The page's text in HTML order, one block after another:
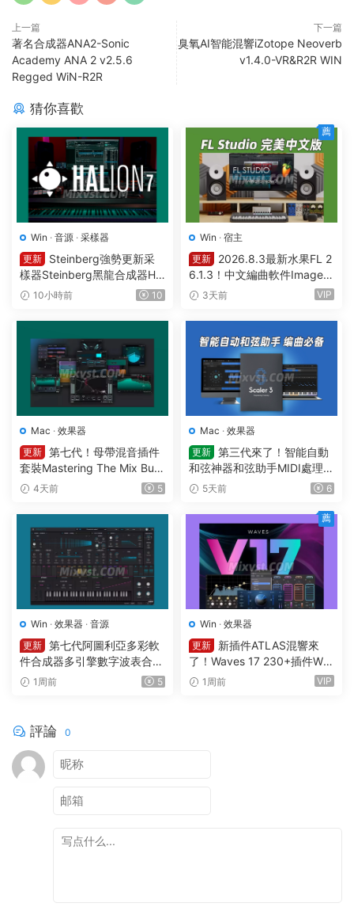
上一篇
著名合成器ANA2-Sonic
Academy ANA 2 v2.5.6
Regged WiN-R2R
下一篇
臭氧AI智能混響iZotope Neoverb
v1.4.0-VR&R2R WIN
猜你喜歡
Win · 音源 · 采樣器
更新
Steinberg強勢更新采
樣器Steinberg黑龍合成器HA
Lion v7.5.0 WIN
10小時前 10
Win · 宿主
更新
2026.8.3最新水果FL 2
6.1.3！中文編曲軟件Image-L
ine – FL Studio Producer Edi
ugins WIN
3天前 VIP
薦
Mac · 效果器
更新 第七代！母帶混音插件
套裝Mastering The Mix Bun
dle v2026.7.21 U2B MAC-M
4天前 5
Mac · 效果器
更新 第三代來了！智能自動
和弦神器和弦助手MIDI處理Pl
ugin Boutique – Scaler 3 v3.
5天前 6
Win · 效果器 · 音源
更新 第七代阿圖利亞多彩軟
件合成器多引擎數字波表合成
器 Arturia Pigments v7.0.1 C
1周前 5
Win · 效果器
更新
新插件ATLAS混響來
了！Waves 17 230+插件Wa
ves Ultimate v2026.07.27 In
1周前 VIP
薦
評論 0